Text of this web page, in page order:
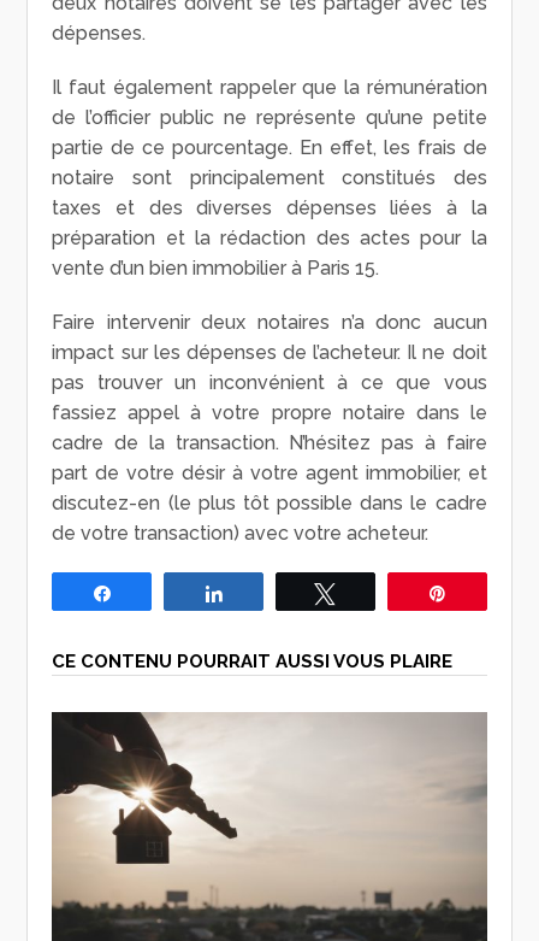
dépenses.
Il faut également rappeler que la rémunération
de l’officier public ne représente qu’une petite
partie de ce pourcentage. En effet, les frais de
notaire sont principalement constitués des
taxes et des diverses dépenses liées à la
préparation et la rédaction des actes pour la
vente d’un bien immobilier à Paris 15.
Faire intervenir deux notaires n’a donc aucun
impact sur les dépenses de l’acheteur. Il ne doit
pas trouver un inconvénient à ce que vous
fassiez appel à votre propre notaire dans le
cadre de la transaction. N’hésitez pas à faire
part de votre désir à votre agent immobilier, et
discutez-en (le plus tôt possible dans le cadre
de votre transaction) avec votre acheteur.
CE CONTENU POURRAIT AUSSI VOUS PLAIRE